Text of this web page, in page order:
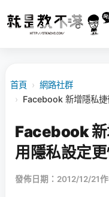
首頁 › 網路社群
› Facebook 新增隱私捷
Facebook
用隱私設定
發佈日期：2012/12/21作